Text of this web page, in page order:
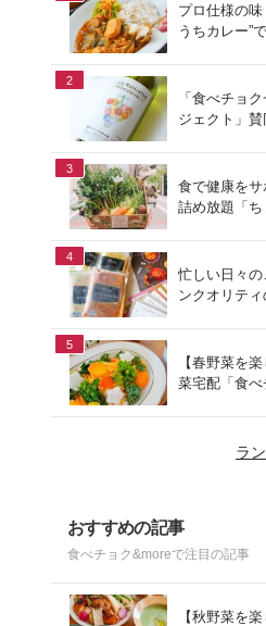
プロ仕様の
うちカレー”
2
「食べチョ
ジェクト」賛
3
食で健康を
詰め放題「
4
忙しい日々
ンクオリティ
5
【春野菜を
菜宅配「食べ
ラ
おすすめの記事
食べチョク&moreで注目の記事
【秋野菜を